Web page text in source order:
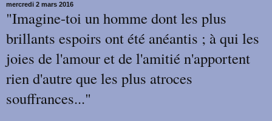
mercredi 2 mars 2016
"Imagine-toi un homme dont les plus
brillants espoirs ont été anéantis ; à qui les
joies de l'amour et de l'amitié n'apportent
rien d'autre que les plus atroces
souffrances..."